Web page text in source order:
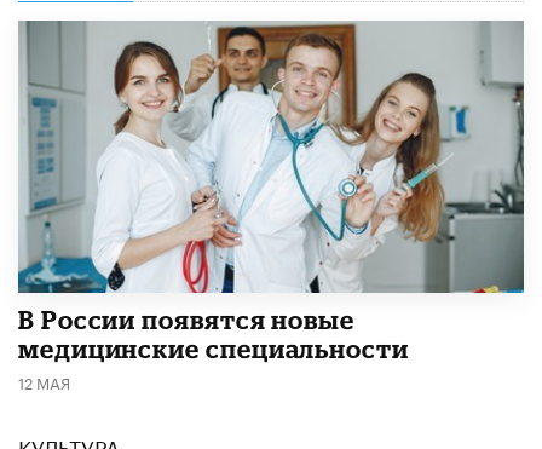
В России появятся новые
медицинские специальности
12 МАЯ